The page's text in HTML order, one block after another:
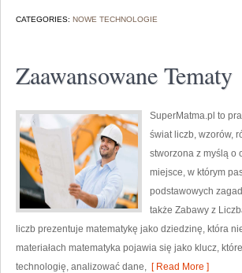
CATEGORIES: NOWE TECHNOLOGIE
Zaawansowane Tematy
SuperMatma.pl to
świat liczb, wzorów,
stworzona z myślą o
miejsce, w którym
podstawowych
także Zabawy z
liczb prezentuje matematykę jako dziedzinę, która
materiałach matematyka pojawia się jako klucz,
technologię, analizować dane, [ Read More ]